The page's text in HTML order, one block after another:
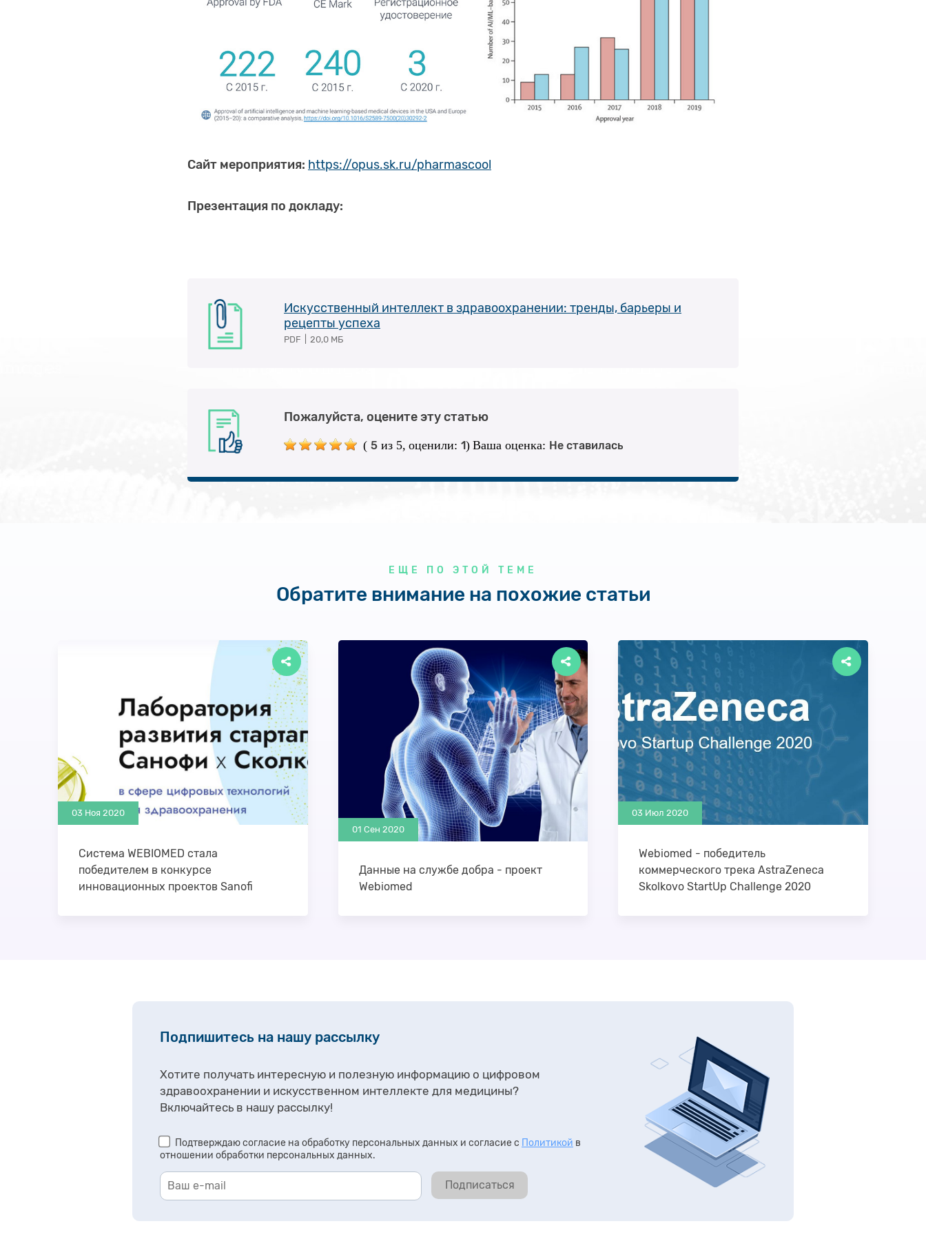
Сайт мероприятия: https://opus.sk.ru/pharmascool
Презентация по докладу:
Искусственный интеллект в здравоохранении: тренды, барьеры и
рецепты успеха
PDF 20,0 МБ
Пожалуйста, оцените эту статью
( 5 из 5, оценили: 1) Ваша оценка: Не ставилась
ЕЩЕ ПО ЭТОЙ ТЕМЕ
Обратите внимание на похожие статьи
03 Ноя 2020
Система WEBIOMED стала
победителем в конкурсе
инновационных проектов Sanofi
01 Сен 2020
Данные на службе добра - проект
Webiomed
03 Июл 2020
Webiomed - победитель
коммерческого трека AstraZeneca
Skolkovo StartUp Challenge 2020
Подпишитесь на нашу рассылку
Хотите получать интересную и полезную информацию о цифровом
здравоохранении и искусственном интеллекте для медицины?
Включайтесь в нашу рассылку!
Подтверждаю согласие на обработку персональных данных и согласие с Политикой в
отношении обработки персональных данных.
Подписаться